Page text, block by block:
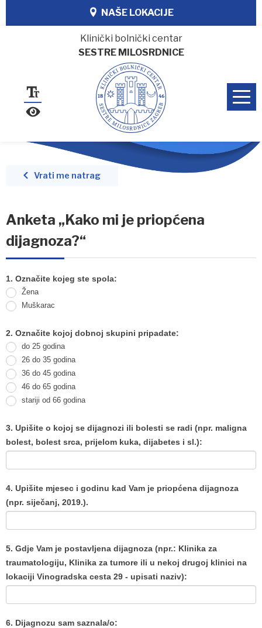
NAŠE LOKACIJE
Klinički bolnički centar
SESTRE MILOSRDNICE
Vrati me natrag
Anketa „Kako mi je priopćena
dijagnoza?“
Anketa
„Kako
mi
priopćena
dijagnoza?“
1. Označite kojeg ste spola:
Žena
Muškarac
2. Označite kojoj dobnoj skupini pripadate:
do 25 godina
26 do 35 godina
36 do 45 godina
46 do 65 godina
stariji od 66 godina
3. Upišite o kojoj se dijagnozi ili bolesti se radi (npr. maligna
bolest, bolest srca, prijelom kuka, dijabetes i sl.):
4. Upišite mjesec i godinu kad Vam je priopćena dijagnoza
(npr. siječanj, 2019.).
5. Gdje Vam je postavljena dijagnoza (npr.: Klinika za
traumatologiju, Klinika za tumore ili u nekoj drugoj klinici na
lokaciji Vinogradska cesta 29 - upisati naziv):
6. Dijagnozu sam saznala/o: